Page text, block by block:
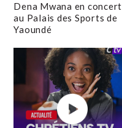
Dena Mwana en concert
au Palais des Sports de
Yaoundé